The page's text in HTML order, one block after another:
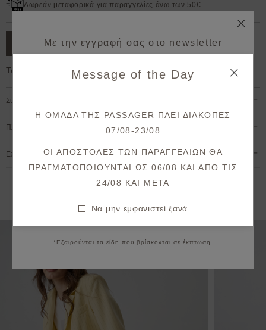
Δωρεάν μεταφορικά για παραγγελίες άνω των 50€.
ΠΡΟΣΘΗΚΗ ΣΤΟ ΚΑΛΑΘΙ
Το μοντέλο έχει ύψος 1,78cm και φοράει S
Σύνθεση & Φροντίδα
Πληρωμή & Αποστολή
Επιστροφές & Ακυρώσεις
Με την εγγραφή σας στο newsletter
στην πρώτη σας παραγγελία!
παραλαβές & μοναδικές προσφορές.
Συμφωνώ με τους όρους και προϋποθέσεις
*Εξαιρούνται τα είδη που βρίσκονται σε έκπτωση.
Message of the Day
Η ΟΜΑΔΑ ΤΗΣ PASSAGER ΠΑΕΙ ΔΙΑΚΟΠΕΣ
07/08-23/08
ΟΙ ΑΠΟΣΤΟΛΕΣ ΤΩΝ ΠΑΡΑΓΓΕΛΙΩΝ ΘΑ
ΠΡΑΓΜΑΤΟΠΟΙΟΥΝΤΑΙ ΩΣ 06/08 ΚΑΙ ΑΠΟ ΤΙΣ
24/08 KAI META
Να μην εμφανιστεί ξανά